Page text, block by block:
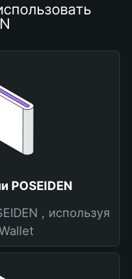
POSEIDEN
, используя